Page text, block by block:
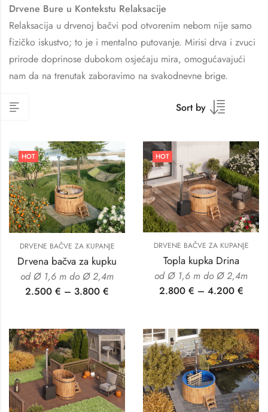
Drvene Bure u Kontekstu Relaksacije
Relaksacija u drvenoj bačvi pod otvorenim nebom nije samo
fizičko iskustvo; to je i mentalno putovanje. Mirisi drva i zvuci
prirode doprinose dubokom osjećaju mira, omogućavajući
nam da na trenutak zaboravimo na svakodnevne brige.
Sort by
HOT
DRVENE BAČVE ZA KUPANJE
Drvena bačva za kupku
od Ø 1,6 m do Ø 2,4m
2.500 € – 3.800 €
HOT
DRVENE BAČVE ZA KUPANJE
Topla kupka Drina
od Ø 1,6 m do Ø 2,4m
2.800 € – 4.200 €